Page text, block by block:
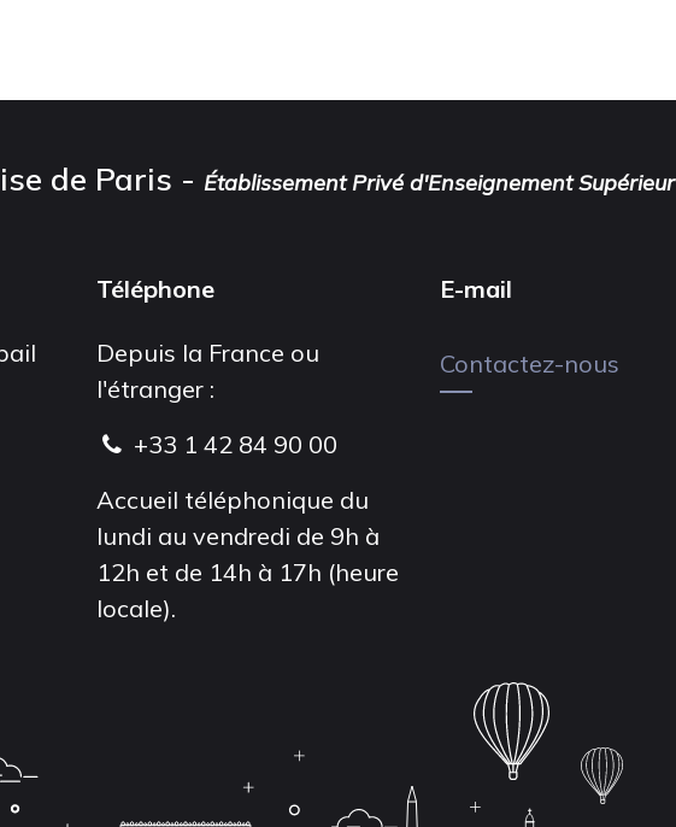
de Paris - Établissement Privé d'Enseignement Supérieur
Téléphone
Depuis la France ou
l'étranger :
+33 1 42 84 90 00
Accueil téléphonique du
lundi au vendredi de 9h à
12h et de 14h à 17h (heure
locale).
E-mail
Contactez-nous